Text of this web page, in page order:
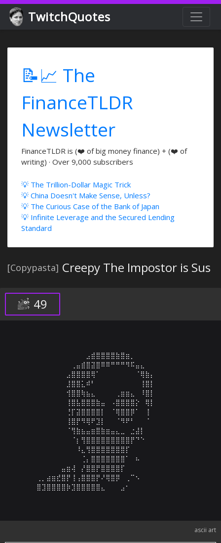
TwitchQuotes
📝📈 The
FinanceTLDR
Newsletter
FinanceTLDR is (❤️ of big money finance) + (❤️ of
writing) · Over 9,000 subscribers
💡 The Trillion-Dollar Magic Trick
💡 China Doesn't Make Sense, Unless?
💡 The Curious Case of the Bank of Japan
💡 Infinite Leverage and the Secured Lending
Standard
[Copypasta] Creepy The Impostor is Sus
49
⠀⠀⠀⠀⠀⠀⠀⠀⠀⠀⣠⣾⣿⣿⣿⣿⣷⣿⣶⡀⠀⠀⠀⠀⠀⠀⠀⠀⠀⠀
⠀⠀⠀⠀⠀⠀⠀⢀⣤⣾⣿⣽⣿⠿⠿⠛⠛⠛⠻⠯⣤⣄⠀⠀⠀⠀⠀⠀⠀⠀
⠀⠀⠀⠀⠀⠀⣠⣿⣿⣿⣿⢿⠁⠀⠀⠀⠀⠀⠀⠀⠈⢿⣷⡄⠀⠀⠀⠀⠀⠀
⠀⠀⠀⠀⠀⠀⣸⣿⣿⣅⠾⠃⠀⠀⠀⠀⠀⠀⠀⠀⠀⢸⣿⡇⠀⠀⠀⠀⠀⠀
⠀⠀⠀⠀⠀⠀⢺⣿⣿⢷⣦⣄⠀⠀⠀⠀⢀⣶⣶⣄⠀⠸⣿⡇⠀⠀⠀⠀⠀⠀
⠀⠀⠀⠀⠀⠀⢸⣿⣧⣿⣿⣿⣷⣤⠀⠠⣿⣿⣿⣿⡕⠀⢿⡇⠀⠀⠀⠀⠀⠀
⠀⠀⠀⠀⠀⠀⢘⡏⣽⣿⣿⣿⣿⡇⠀⠈⢿⣿⣿⡿⠁⠀⢸⠀⠀⠀⠀⠀⠀⠀
⠀⠀⠀⠀⠀⠀⢸⣿⡟⠻⢿⠟⣹⡇⠀⠀⠈⠻⠟⠃⠀⠀⠈⠀⠀⠀⠀⠀⠀⠀
⠀⠀⠀⠀⠀⠀⠈⢻⣷⣦⣤⣶⣿⣷⣶⣤⣄⣀⠀⣐⣼⡇⠀⠀⠀⠀⠀⠀⠀⠀
⠀⠀⠀⠀⠀⠀⠀⠈⡆⢻⣿⣿⣿⣿⣿⣿⣿⣿⣿⡟⠙⠑⠀⠀⠀⠀⠀⠀⠀⠀
⠀⠀⠀⠀⠀⠀⠀⠀⠸⣄⢻⣿⣿⣿⣿⣿⣿⣿⡏⠀⠀⠀⠀⠀⠀⠀⠀⠀⠀⠀
⠀⠀⠀⠀⠀⠀⠀⠀⠀⢈⡄⣿⣿⣿⣿⣿⣿⣿⠁⠀⠦⠀⠀⠀⠀⠀⠀⠀⠀⠀
⠀⠀⠀⠀⠀⣤⣶⢼⠀⡜⣿⣿⡟⣿⣿⣿⣿⡏⠀⠀⠀⠀⠀⠀⠀⠀⠀⠀⠀⠀
⢀⡀⣴⣶⣞⣿⡟⢸⢠⣿⣿⣿⡟⠜⢿⣿⡿⠀⢀⠉⠢⠀⠀⠀⠀⠀⠀⠀⠀⠀
⣿⣹⣿⣿⣿⣿⡷⣹⣿⣿⣿⣿⣿⣄⠀⠀⠀⣠⠂⠀⠀⠀⠀⠀⠀⠀
ascii art